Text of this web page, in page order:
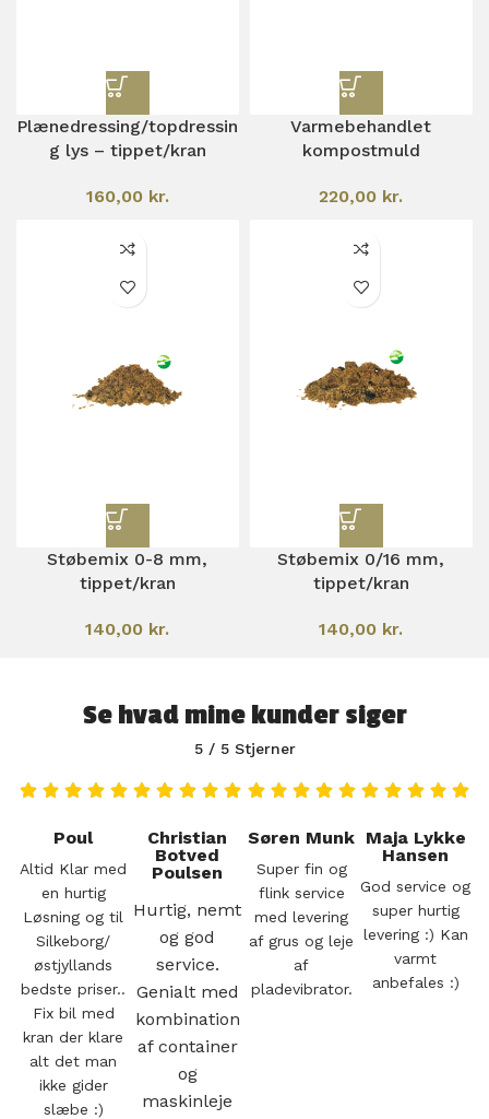
Plænedressing/topdressin
g lys – tippet/kran
160,00 kr.
Varmebehandlet
kompostmuld
220,00 kr.
Støbemix 0-8 mm,
tippet/kran
140,00 kr.
Støbemix 0/16 mm,
tippet/kran
140,00 kr.
Se hvad mine kunder siger
5 / 5 Stjerner
Poul
Altid Klar med
en hurtig
Løsning og til
Silkeborg/
østjyllands
bedste priser..
Fix bil med
kran der klare
alt det man
ikke gider
slæbe :)
Christian
Botved
Poulsen
Hurtig, nemt
og god
service.
Genialt med
kombination
af container
og
maskinleje
Søren Munk
Super fin og
flink service
med levering
af grus og leje
af
pladevibrator.
Maja Lykke
Hansen
God service og
super hurtig
levering :) Kan
varmt
anbefales :)